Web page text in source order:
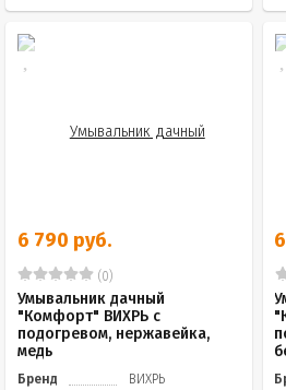
6 790 руб.
(0)
Умывальник дачный
"Комфорт" ВИХРЬ с
подогревом, нержавейка,
медь
Бренд
ВИХРЬ